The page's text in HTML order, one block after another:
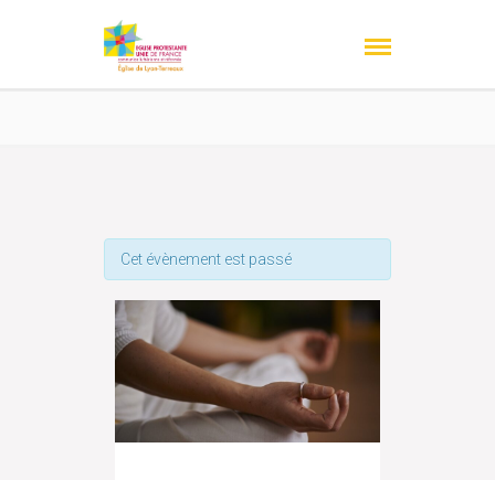
Cet évènement est passé